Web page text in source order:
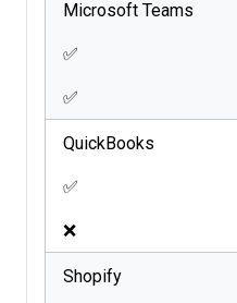
Microsoft Teams
✅
✅
QuickBooks
✅
❌
Shopify